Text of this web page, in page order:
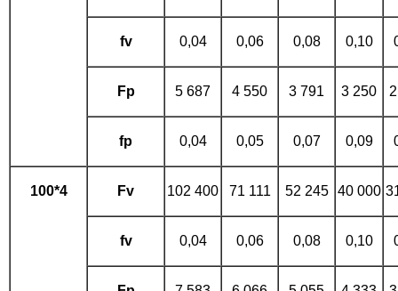
fv 0,04 0,06 0,08 0,10
Fp 5 687 4 550 3 791 3 250
fp 0,04 0,05 0,07 0,09
100*4 Fv 102 400 71 111 52 245 40 000
fv 0,04 0,06 0,08 0,10